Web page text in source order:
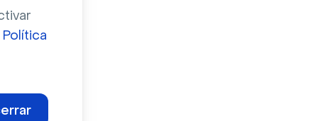
Política
que